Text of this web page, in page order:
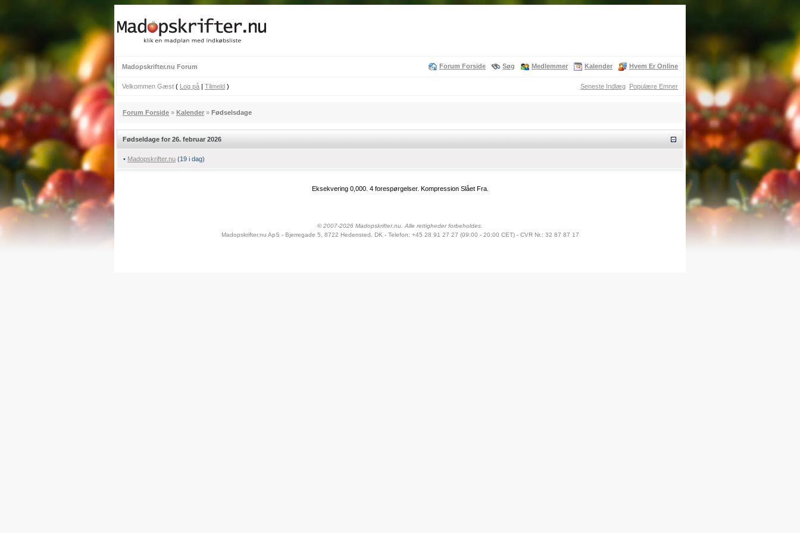
Madopskrifter.nu Forum Forum Forside Søg Medlemmer Kalender Hvem Er Online
Velkommen Gæst ( Log på | Tilmeld ) Seneste Indlæg Populære Emner
Forum Forside » Kalender » Fødselsdage
Fødseldage for 26. februar 2026
• Madopskrifter.nu (19 i dag)
Eksekvering 0,000. 4 forespørgelser. Kompression Slået Fra.
© 2007-2026 Madopskrifter.nu. Alle rettigheder forbeholdes.
Madopskrifter.nu ApS - Bjerregade 5, 8722 Hedensted, DK - Telefon: +45 28 91 27 27 (09:00 - 20:00 CET) - CVR Nr.: 32 87 87 17